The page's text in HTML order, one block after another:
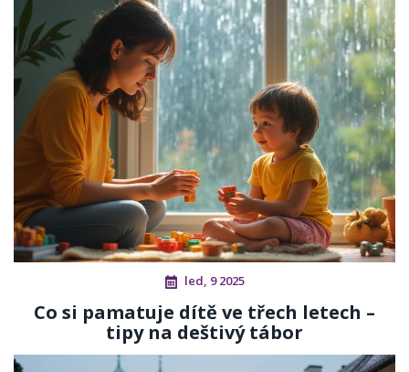
led, 9 2025
Co si pamatuje dítě ve třech letech –
tipy na deštivý tábor